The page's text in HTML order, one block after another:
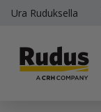
Ura Ruduksella